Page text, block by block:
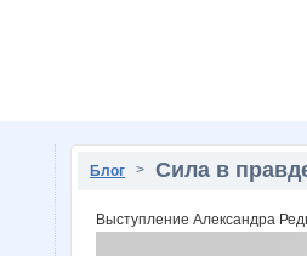
Блог > Сила в
Выступление Александра